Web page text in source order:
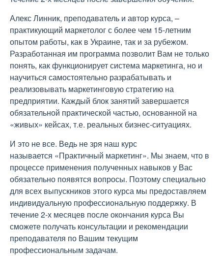
Алекс Линник, преподаватель и автор курса, –
практикующий маркетолог с более чем 15-летним
опытом работы, как в Украине, так и за рубежом.
Разработанная им программа позволит Вам не только
понять, как функционирует система маркетинга, но и
научиться самостоятельно разрабатывать и
реализовывать маркетинговую стратегию на
предприятии. Каждый блок занятий завершается
обязательной практической частью, основанной на
«живых» кейсах, т.е. реальных бизнес-ситуациях.
И это не все. Ведь не зря наш курс
называется «Практичный маркетинг». Мы знаем, что в
процессе применения полученных навыков у Вас
обязательно появятся вопросы. Поэтому специально
для всех выпускников этого курса мы предоставляем
индивидуальную профессиональную поддержку. В
течение 2-х месяцев после окончания курса Вы
сможете получать консультации и рекомендации
преподавателя по Вашим текущим
профессиональным задачам.